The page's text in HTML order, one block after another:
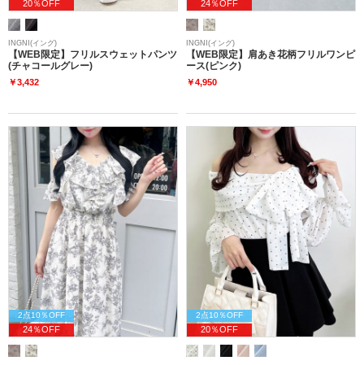
20％OFF
INGNI(イング)
【WEB限定】フリルスウェットパンツ
(チャコールグレー)
￥3,432
24％OFF
INGNI(イング)
【WEB限定】肩あき花柄フリルワンピ
ース(ピンク)
￥4,950
2点10％OFF
24％OFF
2点10％OFF
20％OFF